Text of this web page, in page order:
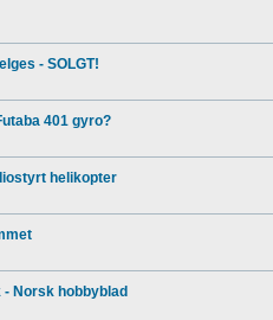
- SOLGT!
401 gyro?
helikopter
Norsk hobbyblad